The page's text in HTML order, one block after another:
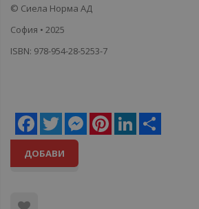
© Сиела Норма АД
София • 2025
ISBN: 978-954-28-5253-7
Facebook
Twitter MessengerPinterestLinkedIn
ДОБАВИ